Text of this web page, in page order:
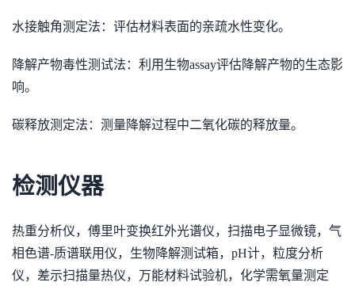
水接触角测定法：评估材料表面的亲疏水性变化。
降解产物毒性测试法：利用生物assay评估降解产物的生态影
响。
碳释放测定法：测量降解过程中二氧化碳的释放量。
检测仪器
热重分析仪，傅里叶变换红外光谱仪，扫描电子显微镜，气
相色谱-质谱联用仪，生物降解测试箱，pH计，粒度分析
仪，差示扫描量热仪，万能材料试验机，化学需氧量测定